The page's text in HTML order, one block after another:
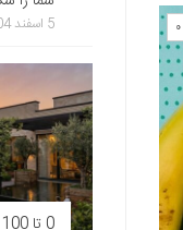
۰ 5 اسفند 1404